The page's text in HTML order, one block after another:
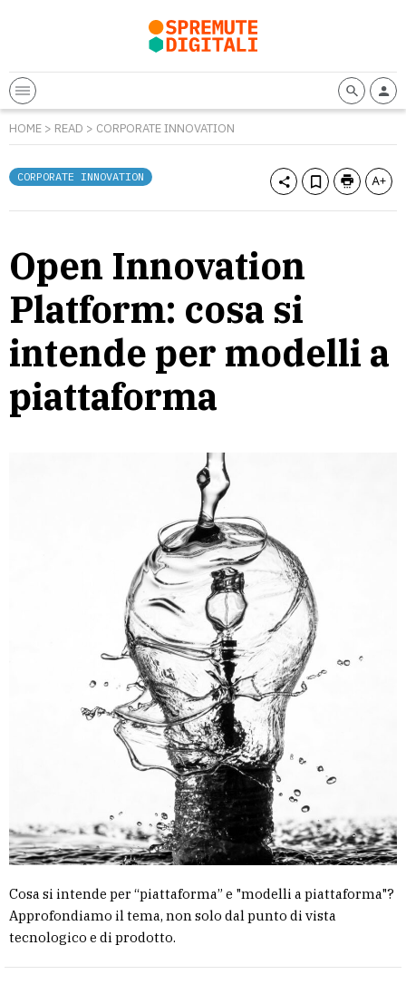
HOME > READ > CORPORATE INNOVATION
CORPORATE INNOVATION
Open Innovation
Platform: cosa si
intende per modelli a
piattaforma
Cosa si intende per “piattaforma” e "modelli a piattaforma"?
Approfondiamo il tema, non solo dal punto di vista
tecnologico e di prodotto.